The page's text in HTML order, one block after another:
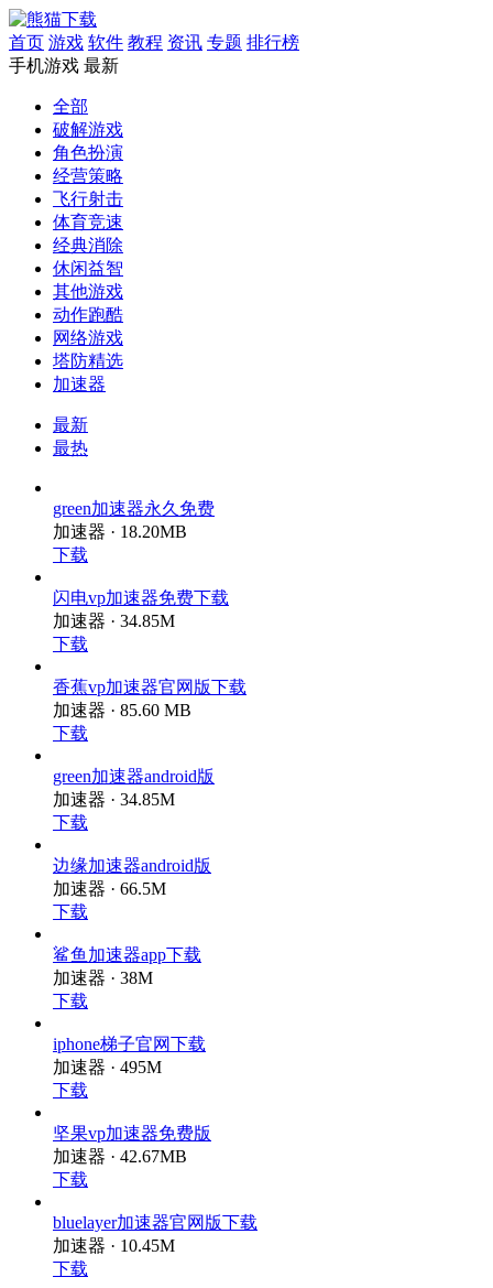
首页 游戏 软件 教程 资讯 专题 排行榜
手机游戏 最新
全部
破解游戏
角色扮演
经营策略
飞行射击
体育竞速
经典消除
休闲益智
其他游戏
动作跑酷
网络游戏
塔防精选
加速器
最新
最热
green加速器永久免费
加速器 · 18.20MB
下载
闪电vp加速器免费下载
加速器 · 34.85M
下载
香蕉vp加速器官网版下载
加速器 · 85.60 MB
下载
green加速器android版
加速器 · 34.85M
下载
边缘加速器android版
加速器 · 66.5M
下载
鲨鱼加速器app下载
加速器 · 38M
下载
iphone梯子官网下载
加速器 · 495M
下载
坚果vp加速器免费版
加速器 · 42.67MB
下载
bluelayer加速器官网版下载
加速器 · 10.45M
下载